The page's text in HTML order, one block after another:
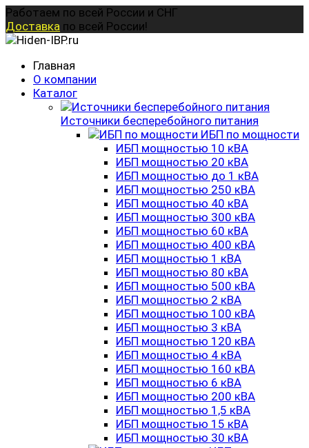
Перейти
к
содержанию
Работаем по всей России и СНГ
Доставка по всей России!
Главная
О компании
Каталог
Источники бесперебойного питания
ИБП по мощности
ИБП мощностью 10 кВА
ИБП мощностью 20 кВА
ИБП мощностью до 1 кВА
ИБП мощностью 250 кВА
ИБП мощностью 40 кВА
ИБП мощностью 300 кВА
ИБП мощностью 60 кВА
ИБП мощностью 400 кВА
ИБП мощностью 1 кВА
ИБП мощностью 80 кВА
ИБП мощностью 500 кВА
ИБП мощностью 2 кВА
ИБП мощностью 100 кВА
ИБП мощностью 3 кВА
ИБП мощностью 120 кВА
ИБП мощностью 4 кВА
ИБП мощностью 160 кВА
ИБП мощностью 6 кВА
ИБП мощностью 200 кВА
ИБП мощностью 1,5 кВА
ИБП мощностью 15 кВА
ИБП мощностью 30 кВА